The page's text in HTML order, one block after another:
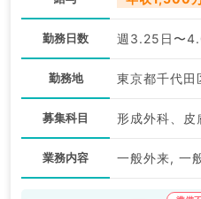
勤務日数 週3.25日〜
勤務地 東京都千代田
募集科目 形成外科、皮
業務内容